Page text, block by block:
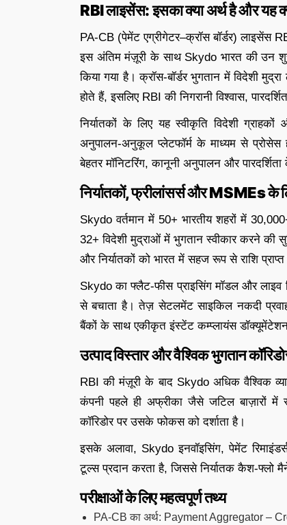
RBI लाइसेंस: इसका क्या अर्थ है और यह
PA-CB (पेमेंट एग्रीगेटर–क्रॉस बॉर्डर) लाइसेंस
इस अंतिम मंज़ूरी के साथ Skydo भारत की उन
किया गया है। क्रॉस-बॉर्डर भुगतान में विदेशी
होते हैं, इसलिए RBI की निगरानी विश्वास,
निर्यातकों के लिए यह स्वीकृति विदेशी
अनुपालन-अनुकूल प्लेटफॉर्म के माध्यम से
बेहतर मॉनिटरिंग, कानूनी अनुपालन और
निर्यातकों, फ्रीलांसर्स और MSMEs के
Skydo वर्तमान में 50+ भारतीय शहरों में
32+ विदेशी मुद्राओं में भुगतान स्वीकार करने की
और निर्यातकों को भारत में सहज रूप से राशि प्राप्त
Skydo का फ्लैट-फीस प्राइसिंग मॉडल और लाइव
से बचाता है। तेज़ सेटलमेंट साइकिल नकदी प्रवाह
बैंकों के साथ एकीकृत इंस्टेंट कम्प्लायंस
उत्पाद विस्तार और वैश्विक भुगतान
RBI की मंज़ूरी के बाद Skydo अधिक वैश्विक
कंपनी पहले ही अफ्रीका जैसे जटिल बाज़ारों में
कॉरिडोर पर उसके फोकस को दर्शाता है।
इसके अलावा, Skydo इनवॉइसिंग, पेमेंट
टूल्स प्रदान करता है, जिससे निर्यातक कैश-
परीक्षाओं के लिए महत्वपूर्ण तथ्य
PA-CB का अर्थ: Payment Aggregator –